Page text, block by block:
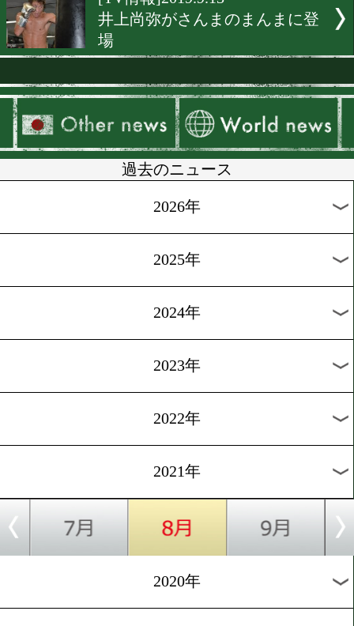
プロフェッショナル仕事の
「モンスターの素顔」
[ニュース]2019.10.23
阪下優友からうれしいプレ
ト
[ニュース]2019.10.15
東日本新人王決勝戦チケッ
レゼント
[ニュース]2019.9.24
プレゼント
[TV情報]2019.9.13
2026年